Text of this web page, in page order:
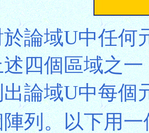
論域U中任何
四個區域之
論域U中每個
列。以下用